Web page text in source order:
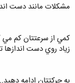
مشكلات مانند دست
كمي از سرعتتان كم مي
زياد روي دست اندازها